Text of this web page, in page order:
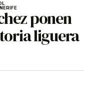
ponen
liguera